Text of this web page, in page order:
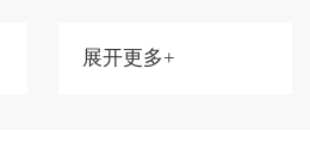
展开更多+